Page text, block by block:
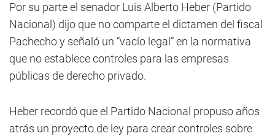
Por su parte el senador Luis Alberto Heber (Partido
Nacional) dijo que no comparte el dictamen del fiscal
Pachecho y señaló un “vacío legal” en la normativa
que no establece controles para las empresas
públicas de derecho privado.
Heber recordó que el Partido Nacional propuso años
atrás un proyecto de ley para crear controles sobre